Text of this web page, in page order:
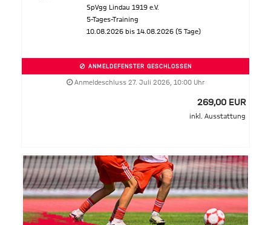
SpVgg Lindau 1919 e.V.
5-Tages-Training
10.08.2026 bis 14.08.2026 (5 Tage)
ANMELDEFENSTER GESCHLOSSEN
Anmeldeschluss 27. Juli 2026, 10:00 Uhr
269,00 EUR
inkl. Ausstattung